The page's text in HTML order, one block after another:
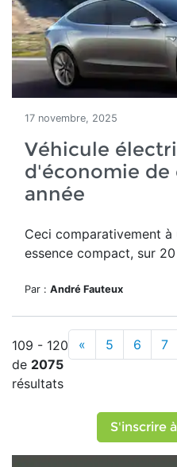
17 novembre, 2025
Véhicule
d'économie de
année
Ceci comparativement à
essence compact, sur
Par : André Fauteux
109 - 120
de 2075
résultats
« 5 6 7
S'inscrire